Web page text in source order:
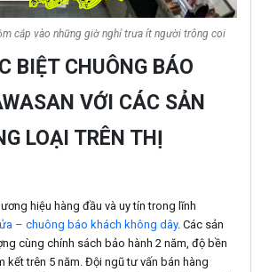
cắp vào những giờ nghỉ trưa ít người trông coi
BIỆT CHUÔNG BÁO
VỚI CÁC SẢN
LOẠI TRÊN THỊ
hiệu hàng đầu và uy tín trong lĩnh
– chuông báo khách không dây. Các sản
cùng chính sách bảo hành 2 năm, độ bền
kết trên 5 năm. Đội ngũ tư vấn bán hàng